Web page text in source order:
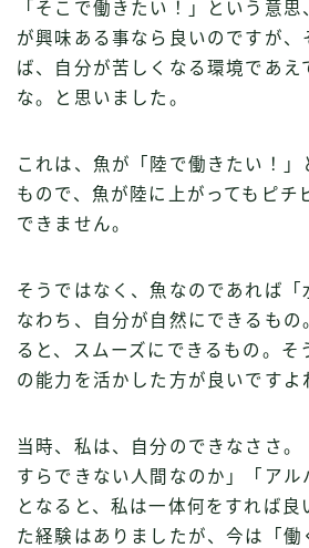
「そこで働きたい！」という意
が興味ある事なら良いのですが、
ば、自分が苦しくなる環境であえ
な。と思いました。
これは、魚が「陸で働きたい！」
もので、魚が陸に上がってもピチ
できません。
そうではなく、魚なのであれば「
なわち、自分が自然にできるもの
ると、スムーズにできるもの。そ
の能力を活かした方が良いですよ
当時、私は、自分のできなささ。
すらできない人間なのか」「アル
となると、私は一体何をすれば良
た経験はありましたが、今は「働